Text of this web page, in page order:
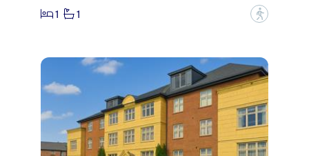
1
1 ?